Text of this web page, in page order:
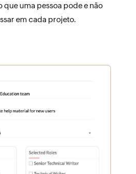
que uma pessoa pode e não
em cada projeto.